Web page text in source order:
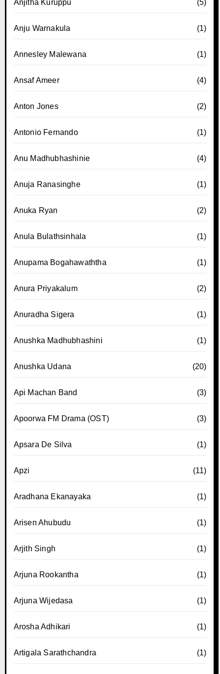
Anjitha Kuruppu (5)
Anju Warnakula (1)
Annesley Malewana (1)
Ansaf Ameer (4)
Anton Jones (2)
Antonio Fernando (1)
Anu Madhubhashinie (4)
Anuja Ranasinghe (1)
Anuka Ryan (2)
Anula Bulathsinhala (1)
Anupama Bogahawaththa (1)
Anura Priyakalum (2)
Anuradha Sigera (1)
Anushka Madhubhashini (1)
Anushka Udana (20)
Api Machan Band (3)
Apoorwa FM Drama (OST) (3)
Apsara De Silva (1)
Apzi (11)
Aradhana Ekanayaka (1)
Arisen Ahubudu (1)
Arjith Singh (1)
Arjuna Rookantha (1)
Arjuna Wijedasa (1)
Arosha Adhikari (1)
Artigala Sarathchandra (1)